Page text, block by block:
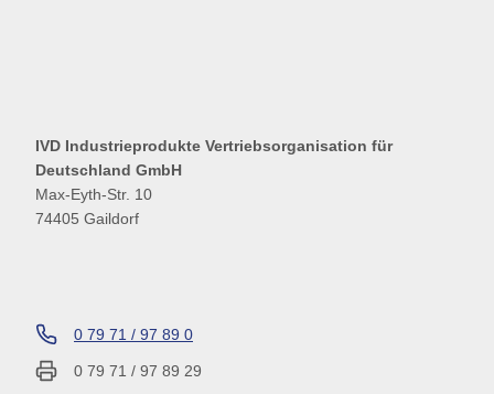
IVD Industrieprodukte Vertriebsorganisation für
Deutschland GmbH
Max-Eyth-Str. 10
74405 Gaildorf
0 79 71 / 97 89 0
0 79 71 / 97 89 29